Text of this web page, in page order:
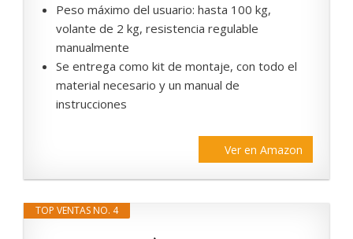
Peso máximo del usuario: hasta 100 kg,
volante de 2 kg, resistencia regulable
manualmente
Se entrega como kit de montaje, con todo el
material necesario y un manual de
instrucciones
Ver en Amazon
TOP VENTAS NO. 4